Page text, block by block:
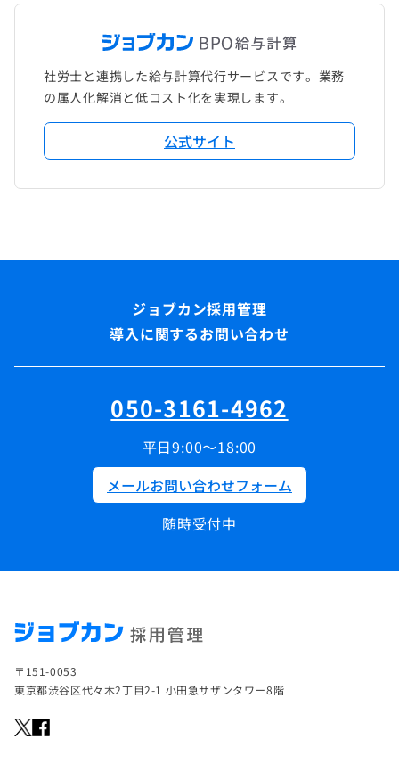
社労士と連携した給与計算代行サービスです。業務
の属人化解消と低コスト化を実現します。
公式サイト
導入に関するお問い合わせ
050-3161-4962
平日9:00～18:00
メールお問い合わせフォーム
随時受付中
〒151-0053
東京都渋谷区代々木2丁目2-1 小田急サザンタワー8階